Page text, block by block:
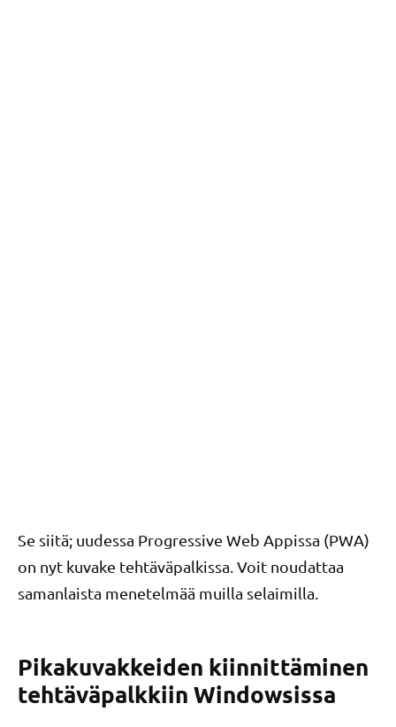
Se siitä; uudessa Progressive Web Appissa (PWA)
on nyt kuvake tehtäväpalkissa. Voit noudattaa
samanlaista menetelmää muilla selaimilla.
Pikakuvakkeiden kiinnittäminen
tehtäväpalkkiin Windowsissa